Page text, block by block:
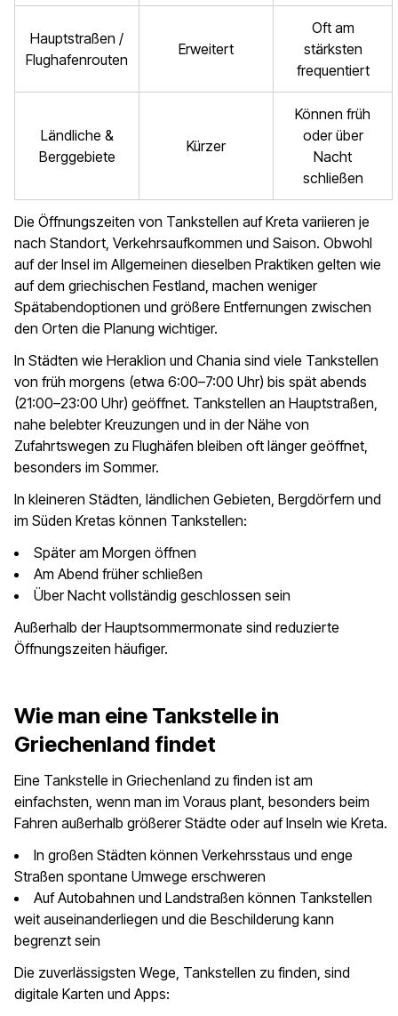
Hauptstraßen /
Flughafenrouten
Erweitert
Oft am
stärksten
frequentiert
Ländliche &
Berggebiete
Kürzer
Können früh
oder über
Nacht
schließen
Die Öffnungszeiten von Tankstellen auf Kreta variieren je
nach Standort, Verkehrsaufkommen und Saison. Obwohl
auf der Insel im Allgemeinen dieselben Praktiken gelten wie
auf dem griechischen Festland, machen weniger
Spätabendoptionen und größere Entfernungen zwischen
den Orten die Planung wichtiger.
In Städten wie Heraklion und Chania sind viele Tankstellen
von früh morgens (etwa 6:00–7:00 Uhr) bis spät abends
(21:00–23:00 Uhr) geöffnet. Tankstellen an Hauptstraßen,
nahe belebter Kreuzungen und in der Nähe von
Zufahrtswegen zu Flughäfen bleiben oft länger geöffnet,
besonders im Sommer.
In kleineren Städten, ländlichen Gebieten, Bergdörfern und
im Süden Kretas können Tankstellen:
Später am Morgen öffnen
Am Abend früher schließen
Über Nacht vollständig geschlossen sein
Außerhalb der Hauptsommermonate sind reduzierte
Öffnungszeiten häufiger.
Wie man eine Tankstelle in
Griechenland findet
Eine Tankstelle in Griechenland zu finden ist am
einfachsten, wenn man im Voraus plant, besonders beim
Fahren außerhalb größerer Städte oder auf Inseln wie Kreta.
In großen Städten können Verkehrsstaus und enge
Straßen spontane Umwege erschweren
Auf Autobahnen und Landstraßen können Tankstellen
weit auseinanderliegen und die Beschilderung kann
begrenzt sein
Die zuverlässigsten Wege, Tankstellen zu finden, sind
digitale Karten und Apps: